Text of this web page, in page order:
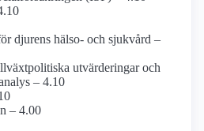
djurens hälso- och sjukvård –
utvärderingar och
– 4.10
– 4.00